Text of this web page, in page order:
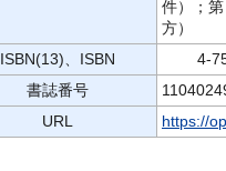
件）；
方）
ISBN(13)、ISBN
4-
書誌番号
URL
https://